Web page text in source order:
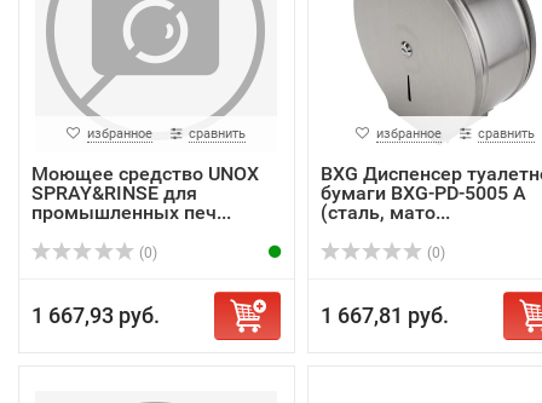
избранное сравнить
Моющее средство UNOX
SPRAY&RINSE для
промышленных печ...
(0)
1 667,93 руб.
избранное сравнить
BXG Диспенсер
бумаги BXG-PD-5005 A
(сталь, мато...
(0)
1 667,81 руб.